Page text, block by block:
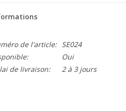
de l'article:
SE024
Oui
de livraison:
2 à 3 jours